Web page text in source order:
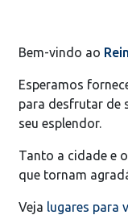
Bem-vindo ao
Esperamos
para desfrutar de
seu esplendor.
Tanto a cidade e
que tornam
Veja lugares para